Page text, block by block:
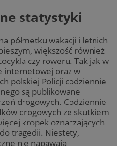
statystyki
półmetku wakacji i letnich
większość również
czy roweru. Tak jak w
internetowej oraz w
polskiej Policji codziennie
są publikowane
drogowych. Codziennie
drogowych ze skutkiem
kropek oznaczających
tragedii. Niestety,
nie napawają